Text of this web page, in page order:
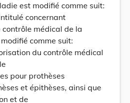
est modifié comme suit:
concernant
médical de la
comme suit:
du contrôle médical
pour prothèses
et épithèses, ainsi que
et de